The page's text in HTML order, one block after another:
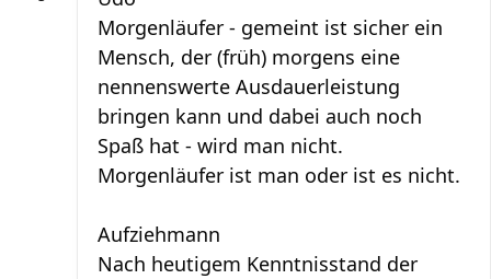
Morgenläufer - gemeint ist sicher ein
Mensch, der (früh) morgens eine
nennenswerte Ausdauerleistung
bringen kann und dabei auch noch
Spaß hat - wird man nicht.
Morgenläufer ist man oder ist es nicht.
Aufziehmann
Nach heutigem Kenntnisstand der